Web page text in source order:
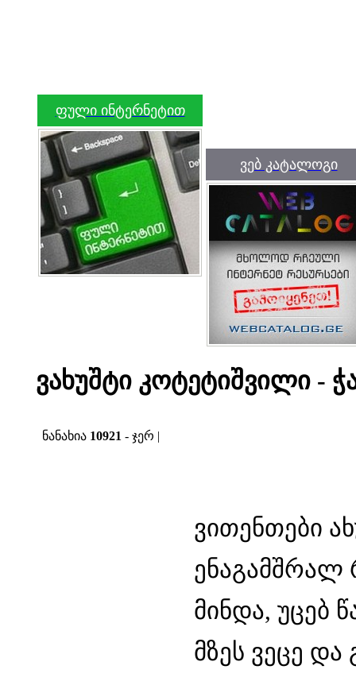
ფული ინტერნეტით
ვებ კატალოგი
ვახუშტი კოტეტიშვილი -
ნანახია 10921 - ჯერ |
ვითენთები
ენაგამშრალ
მინდა, უცებ
მზეს ვეცე და